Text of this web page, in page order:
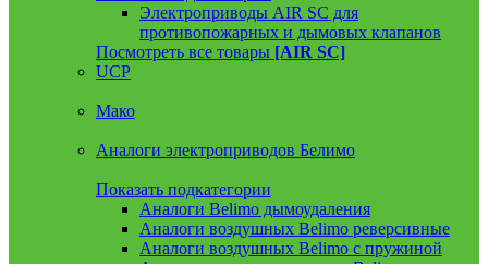
Электроприводы AIR SC для
противопожарных и дымовых клапанов
Посмотреть все товары [AIR SC]
UCP
Мако
Аналоги электроприводов Белимо
Показать подкатегории
Аналоги Belimo дымоудаления
Аналоги воздушных Belimo реверсивные
Аналоги воздушных Belimo с пружиной